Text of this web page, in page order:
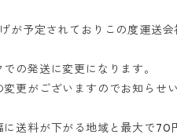
が予定されておりこの度運送
の発送に変更になります。
更がございますのでお知らせい
送料が下がる地域と最大で70